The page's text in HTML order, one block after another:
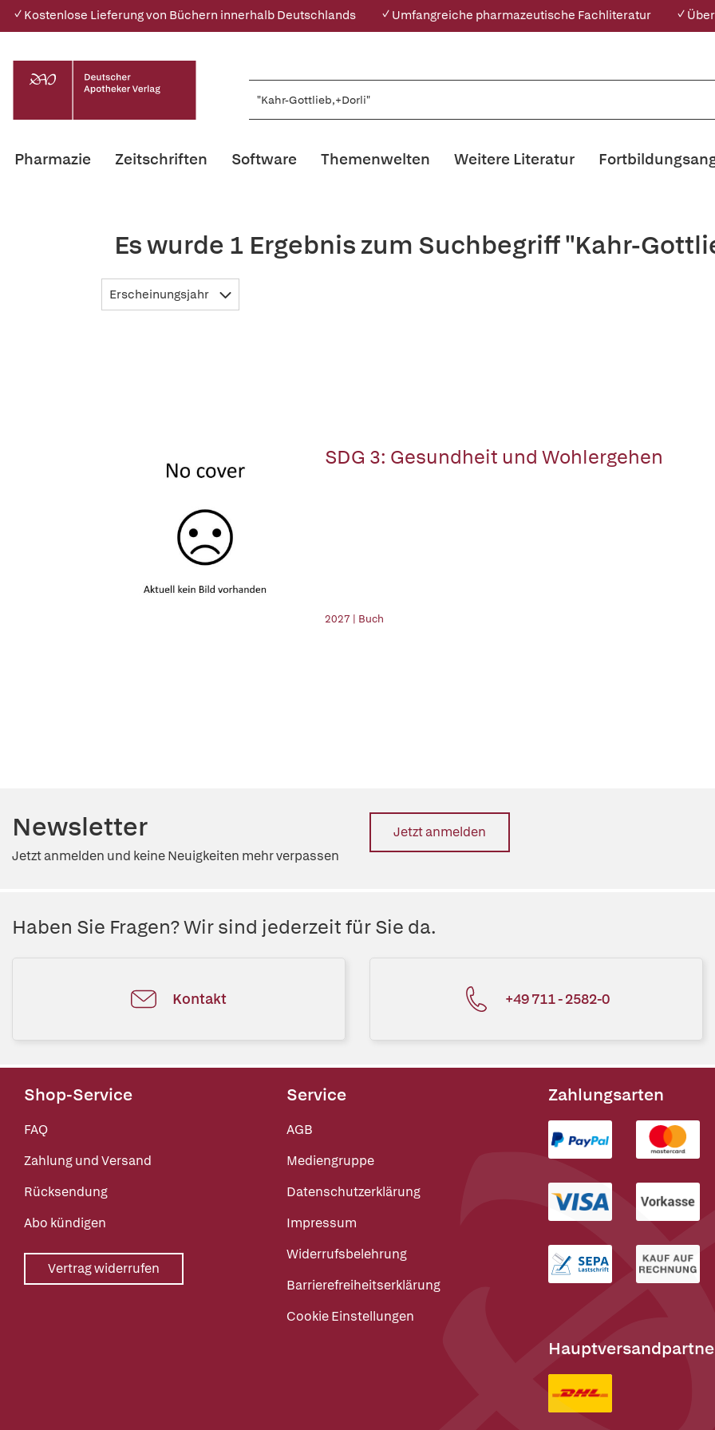
✓ Kostenlose Lieferung von Büchern innerhalb Deutschlands ✓ Umfangreiche pharmazeutische Fachliteratur ✓
Pharmazie Zeitschriften Software Themenwelten Weitere Literatur
Es wurde 1 Ergebnis zum Suchbegriff "Kahr-
Erscheinungsjahr
SDG 3: Gesundheit und Wohlergehen
2027 | Buch
Newsletter
Jetzt anmelden und keine Neuigkeiten mehr verpassen
Jetzt anmelden
Haben Sie Fragen? Wir sind jederzeit für Sie da.
Kontakt +49 711 - 2582-0
Shop-Service
FAQ
Zahlung und Versand
Rücksendung
Abo kündigen
Vertrag widerrufen
Service
AGB
Mediengruppe
Datenschutzerklärung
Impressum
Widerrufsbelehrung
Barrierefreiheitserklärung
Cookie Einstellungen
Zahlungsarten